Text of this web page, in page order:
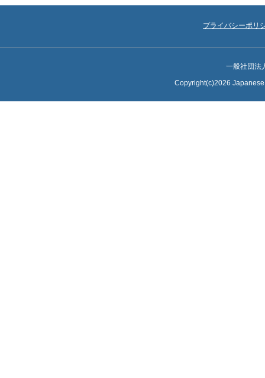
プライバシーポリ
一般社団法
Copyright(c)2026